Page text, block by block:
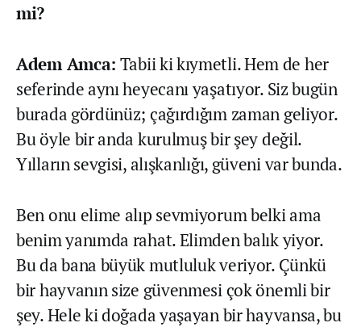
mi?
Adem Amca: Tabii ki kıymetli. Hem de her
seferinde aynı heyecanı yaşatıyor. Siz bugün
burada gördünüz; çağırdığım zaman geliyor.
Bu öyle bir anda kurulmuş bir şey değil.
Yılların sevgisi, alışkanlığı, güveni var bunda.
Ben onu elime alıp sevmiyorum belki ama
benim yanımda rahat. Elimden balık yiyor.
Bu da bana büyük mutluluk veriyor. Çünkü
bir hayvanın size güvenmesi çok önemli bir
şey. Hele ki doğada yaşayan bir hayvansa, bu